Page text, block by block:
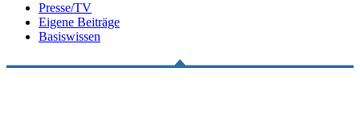
Presse/TV
Eigene Beiträge
Basiswissen